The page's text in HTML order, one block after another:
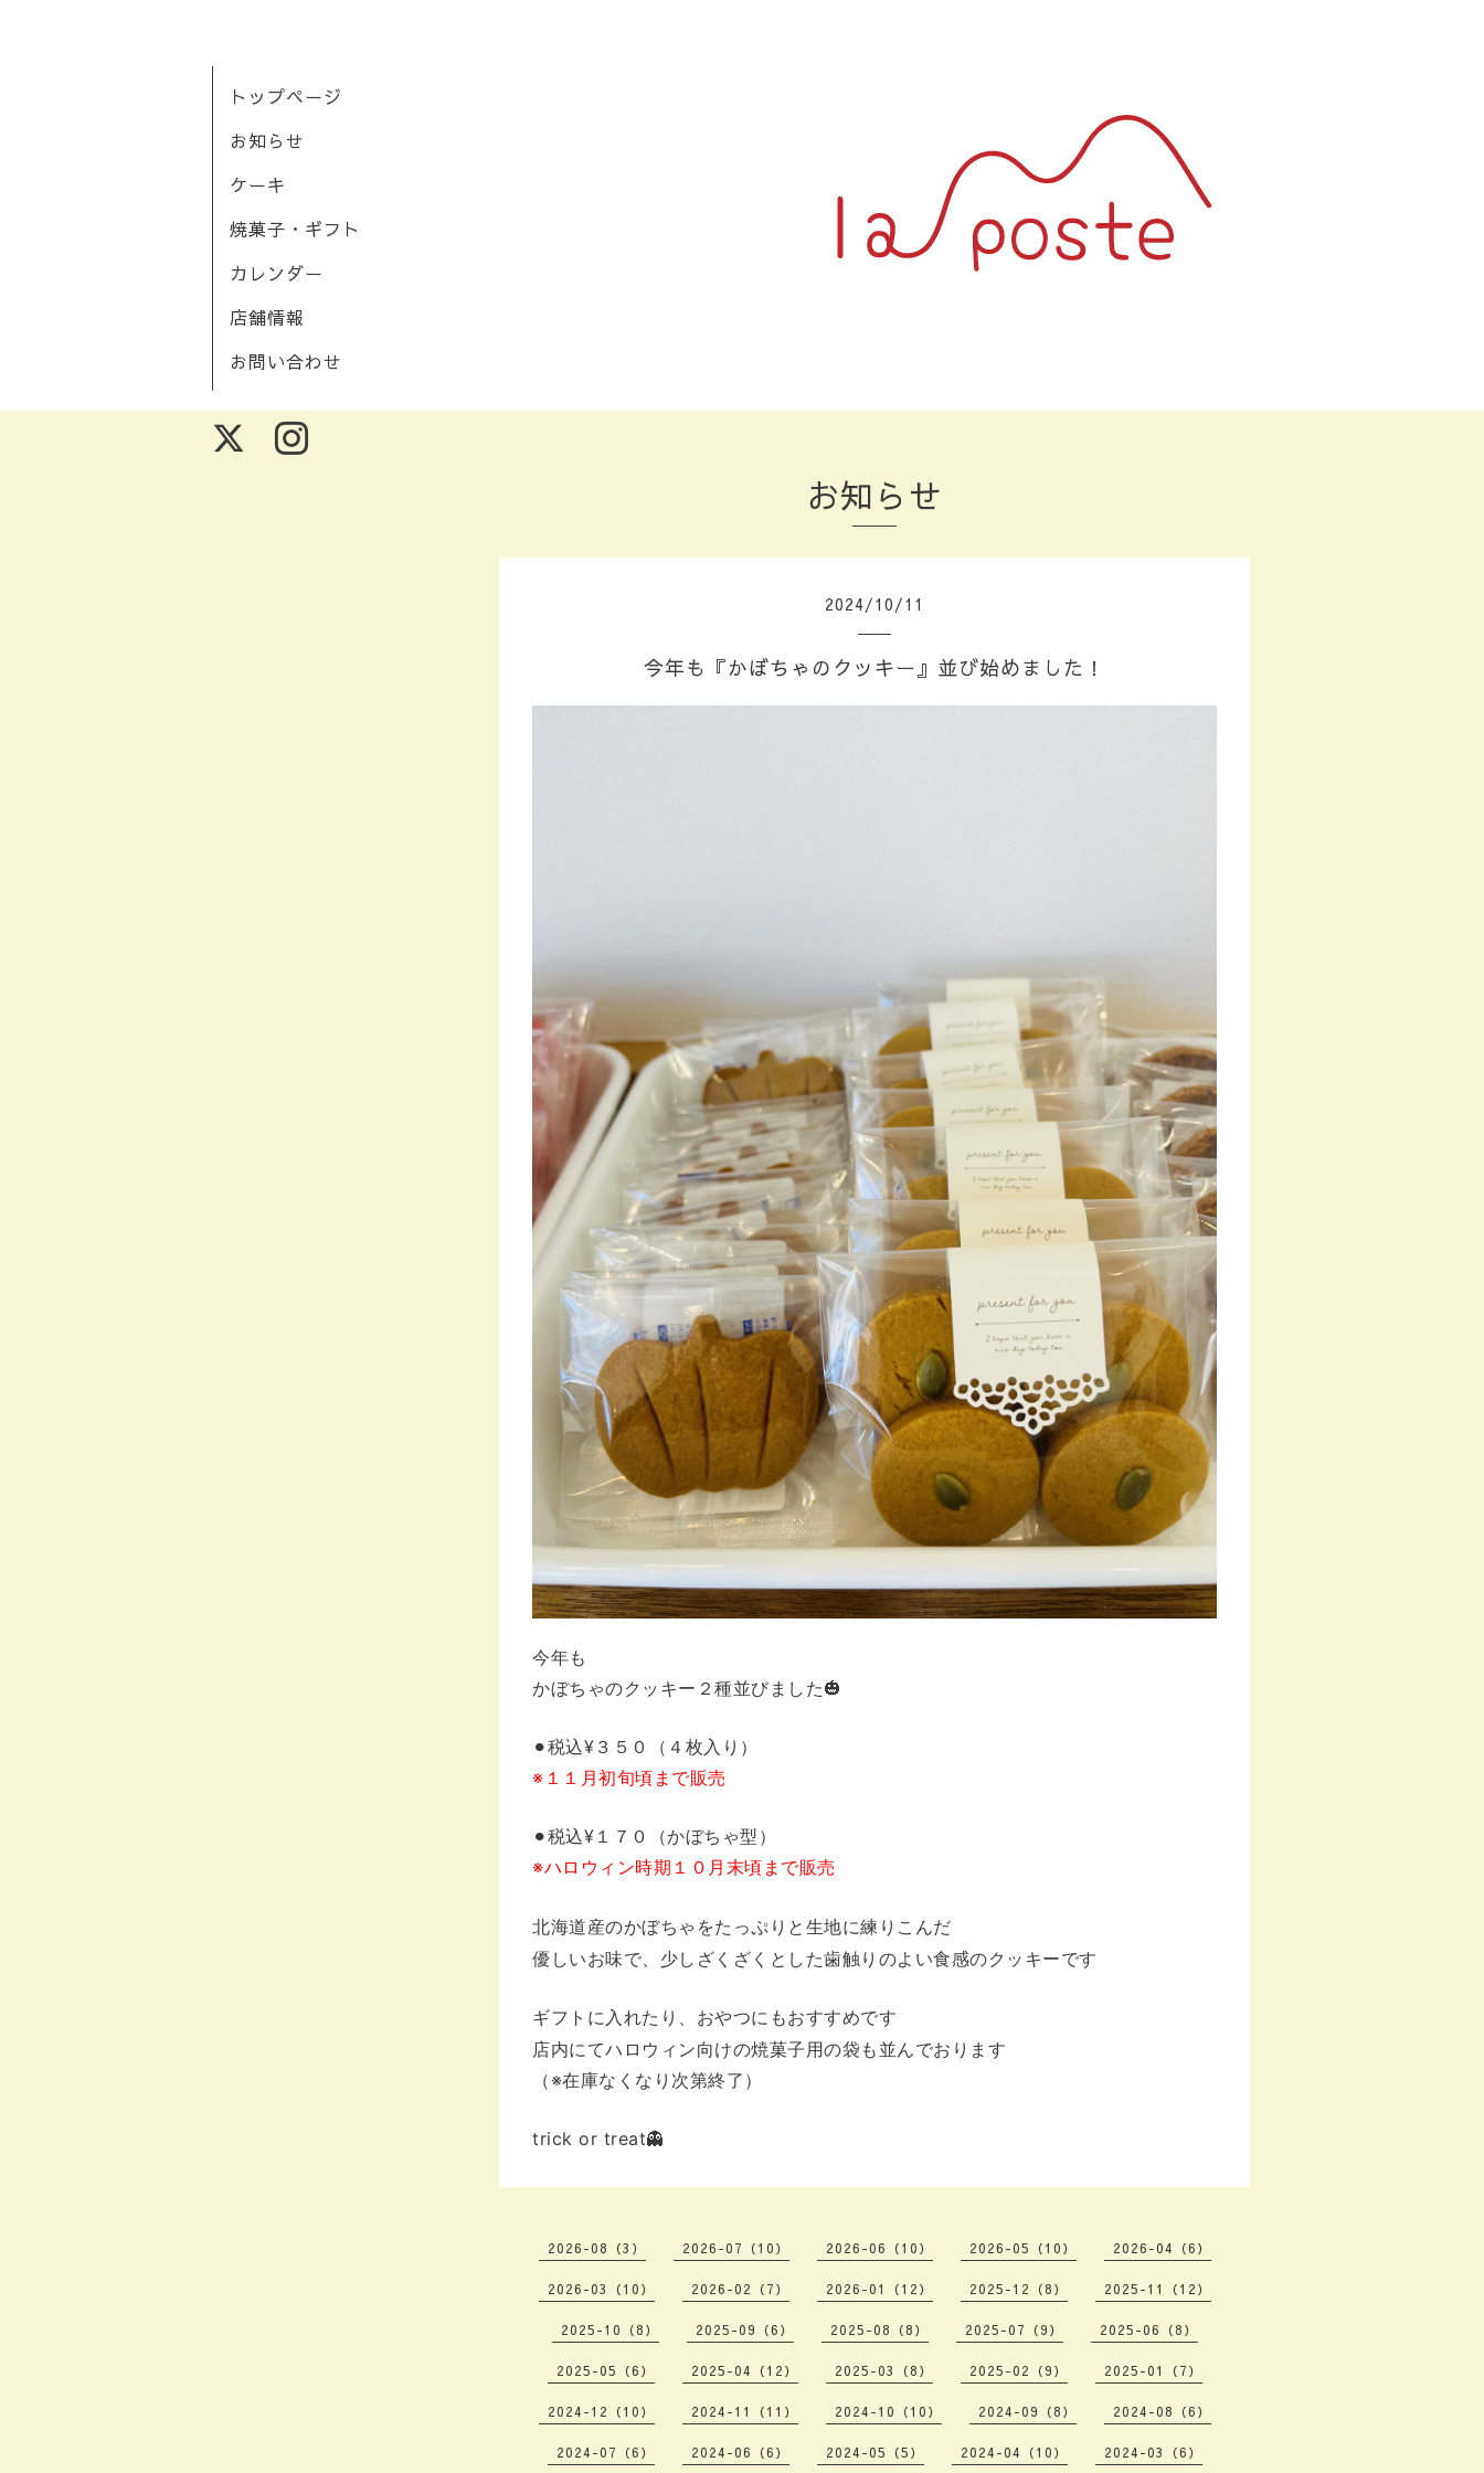
トップページ
お知らせ
ケーキ
焼菓子・ギフト
カレンダー
店舗情報
お問い合わせ
お知らせ
2024/10/11
今年も『かぼちゃのクッキー』並び始めました！
今年も
かぼちゃのクッキー２種並びました🎃
⚫︎税込¥３５０（４枚入り）
※１１月初旬頃まで販売
⚫︎税込¥１７０（かぼちゃ型）
※ハロウィン時期１０月末頃まで販売
北海道産のかぼちゃをたっぷりと生地に練りこんだ
優しいお味で、少しざくざくとした歯触りのよい食感のクッキーです
ギフトに入れたり、おやつにもおすすめです
店内にてハロウィン向けの焼菓子用の袋も 並んでおります
（※在庫なくなり次第終了）
trick or treat👻
2026-08（3） 2026-07（10） 2026-06（10） 2026-05（10） 2026-04（6）
2026-03（10） 2026-02（7） 2026-01（12） 2025-12（8） 2025-11（12）
2025-10（8） 2025-09（6） 2025-08（8） 2025-07（9） 2025-06（8）
2025-05（6） 2025-04（12） 2025-03（8） 2025-02（9） 2025-01（7）
2024-12（10） 2024-11（11） 2024-10（10） 2024-09（8） 2024-08（6）
2024-07（6） 2024-06（6） 2024-05（5） 2024-04（10） 2024-03（6）